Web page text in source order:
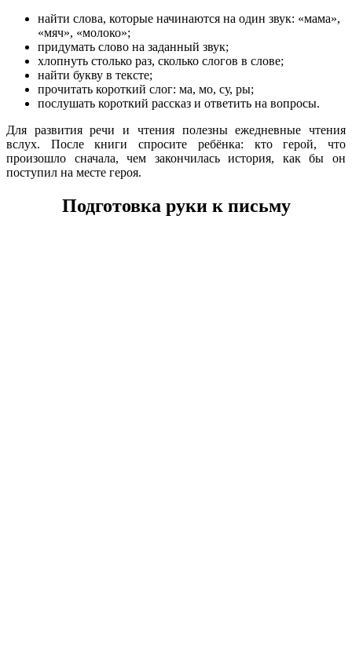
найти слова, которые начинаются на один звук: «мама»,
«мяч», «молоко»;
придумать слово на заданный звук;
хлопнуть столько раз, сколько слогов в слове;
найти букву в тексте;
прочитать короткий слог: ма, мо, су, ры;
послушать короткий рассказ и ответить на вопросы.
Для развития речи и чтения полезны ежедневные чтения
вслух. После книги спросите ребёнка: кто герой, что
произошло сначала, чем закончилась история, как бы он
поступил на месте героя.
Подготовка руки к письму